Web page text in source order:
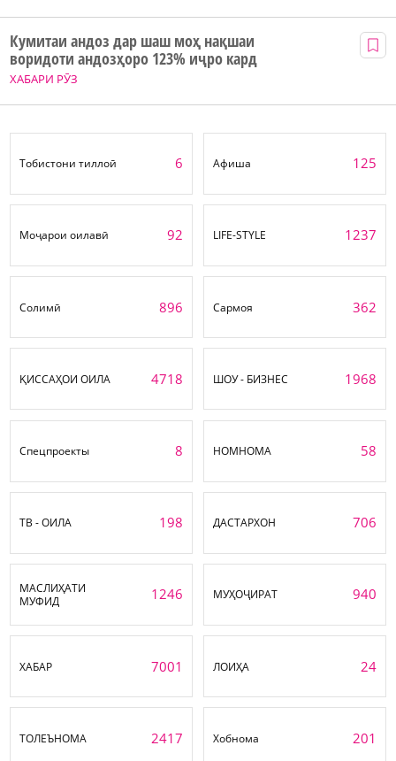
ХАБАРИ РӮЗ
Кумитаи андоз дар шаш моҳ нақшаи
воридоти андозҳоро 123% иҷро кард
Тобистони тиллоӣ 6 Афиша 125
Моҷарои оилавӣ 92 LIFE-STYLE 1237
Солимӣ 896 Сармоя 362
ҚИССАҲОИ ОИЛА 4718 ШОУ - БИЗНЕС 1968
Спецпроекты 8 НОМНОМА 58
ТВ - ОИЛА 198 ДАСТАРХОН 706
МАСЛИҲАТИ
МУФИД
1246 МУҲОҶИРАТ 940
ХАБАР 7001 ЛОИҲА 24
ТОЛЕЪНОМА 2417 Хобнома 201